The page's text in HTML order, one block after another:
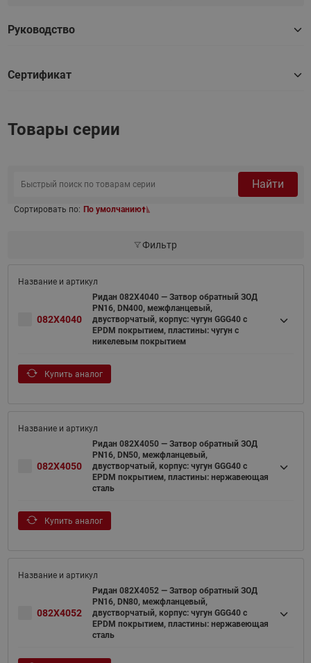
Руководство
Сертификат
Товары серии
Найти
Сортировать по: По умолчанию
Фильтр
082X4040
Ридан 082X4040 — Затвор обратный ЗОД
PN16, DN400, межфланцевый,
двустворчатый, корпус: чугун GGG40 c
EPDM покрытием, пластины: чугун с
никелевым покрытием
Купить аналог
082X4050
Ридан 082X4050 — Затвор обратный ЗОД
PN16, DN50, межфланцевый,
двустворчатый, корпус: чугун GGG40 c
EPDM покрытием, пластины: нержавеющая
сталь
Купить аналог
082X4052
Ридан 082X4052 — Затвор обратный ЗОД
PN16, DN80, межфланцевый,
двустворчатый, корпус: чугун GGG40 c
EPDM покрытием, пластины: нержавеющая
сталь